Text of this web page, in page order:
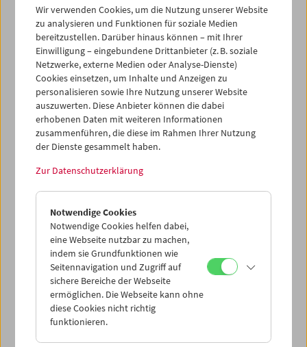
Was ist Film:
Programm 59-63
Mit Werken von Stan Brakhage, Bruce Conner, Joseph
Cornell, Viking Eggeling, Ken Jacobs, Peter Kubelka,
Günter Zehetner
Jeden Dienstag
Das Zyklische ProgrammWas ist Film
Beispieleden Film als eigenständige Kunstgattung, als
Werkzeug, welches neue Denkweisen vermittelt. Es wird
damit jungen ­Filmemachern und allen, die sich ernsthaft
mit dem Medium Film auseinandersetzen, in
Programmenein grundlegender
(Peter Kubelka)
Wir verwenden Cookies, um die Nutzung unserer Website
zu analysieren und Funktionen für soziale Medien
bereitzustellen. Darüber hinaus können – mit Ihrer
Einwilligung – eingebundene Drittanbieter (z. B. soziale
Netzwerke, externe Medien oder Analyse-Dienste)
Cookies einsetzen, um Inhalte und Anzeigen zu
personalisieren sowie Ihre Nutzung unserer Website
auszuwerten. Diese Anbieter können die dabei
erhobenen Daten mit weiteren Informationen
zusammenführen, die diese im Rahmen Ihrer Nutzung
der Dienste gesammelt haben.
Zur Datenschutzerklärung
Notwendige Cookies
Notwendige Cookies helfen dabei,
eine Webseite nutzbar zu machen,
indem sie Grundfunktionen wie
Seitennavigation und Zugriff auf
sichere Bereiche der Webseite
ermöglichen. Die Webseite kann ohne
diese Cookies nicht richtig
funktionieren.